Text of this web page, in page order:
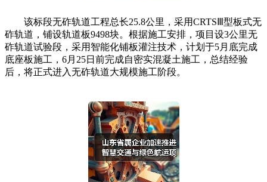
该标段无砟轨道工程总长25.8公里，采用CRTSⅢ型板式无
砟轨道，铺设轨道板9498块。根据施工安排，项目设3公里无
砟轨道试验段，采用智能化铺板灌注技术，计划于5月底完成
底座板施工，6月25日前完成自密实混凝土施工，总结经验
后，将正式进入无砟轨道大规模施工阶段。